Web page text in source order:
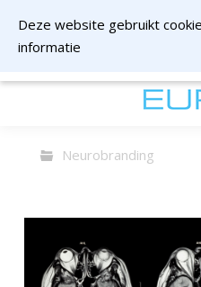
Neurobranding
Deze website gebruikt
informatie